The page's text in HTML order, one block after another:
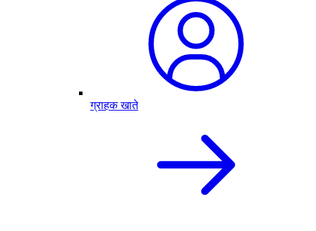
ग्राहक खाते